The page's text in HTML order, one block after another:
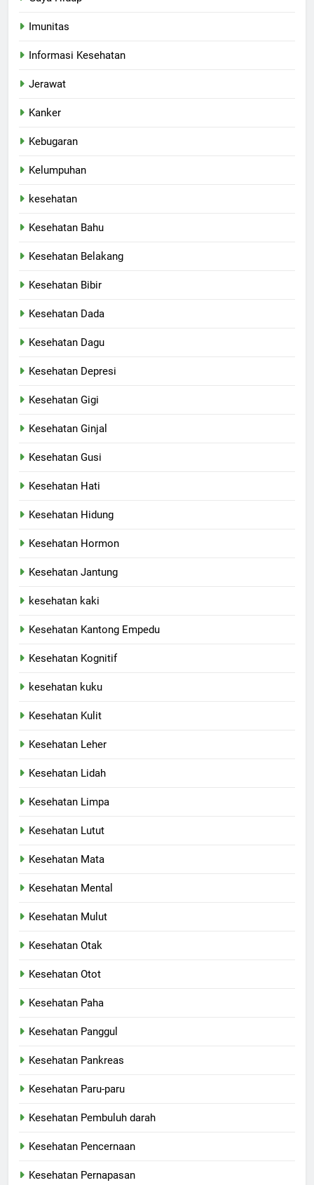
Imunitas
Informasi Kesehatan
Jerawat
Kanker
Kebugaran
Kelumpuhan
kesehatan
Kesehatan Bahu
Kesehatan Belakang
Kesehatan Bibir
Kesehatan Dada
Kesehatan Dagu
Kesehatan Depresi
Kesehatan Gigi
Kesehatan Ginjal
Kesehatan Gusi
Kesehatan Hati
Kesehatan Hidung
Kesehatan Hormon
Kesehatan Jantung
kesehatan kaki
Kesehatan Kantong Empedu
Kesehatan Kognitif
kesehatan kuku
Kesehatan Kulit
Kesehatan Leher
Kesehatan Lidah
Kesehatan Limpa
Kesehatan Lutut
Kesehatan Mata
Kesehatan Mental
Kesehatan Mulut
Kesehatan Otak
Kesehatan Otot
Kesehatan Paha
Kesehatan Panggul
Kesehatan Pankreas
Kesehatan Paru-paru
Kesehatan Pembuluh darah
Kesehatan Pencernaan
Kesehatan Pernapasan